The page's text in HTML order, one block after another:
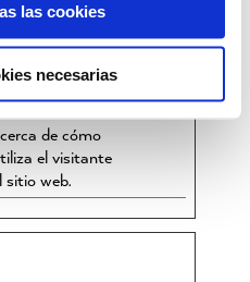
las cookies
necesarias
que se
utiliza para
datos
de cómo
el visitante
sitio web.